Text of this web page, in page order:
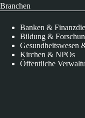
Branchen
Banken &
Bildung &
Gesundheitswesen
Kirchen & NPOs
Öffentliche